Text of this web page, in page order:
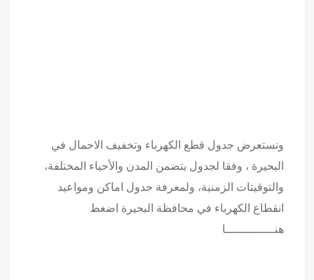
ونستعرض جدول قطع الكهرباء وتخفيف الاحمال في
البحيرة ، وفقا لجدول يتضمن المدن والأحياء المختلفة،
والتوقيتات الزمنية، ولمعرفة جدول اماكن ومواعيد
انقطاع الكهرباء في محافظة البحيرة اضغط
هنــــــــــــــا